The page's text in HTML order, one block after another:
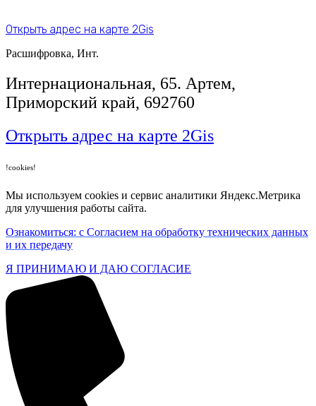
Открыть адрес на карте 2Gis
Расшифровка, Инт.
​Интернациональная, 65​. Артем,
Приморский край, 692760
Открыть адрес на карте 2Gis
!cookies!
Мы используем cookies и сервис аналитики Яндекс.Метрика
для улучшения работы сайта.
Ознакомиться: с Согласием на обработку технических данных
и их передачу
Я ПРИНИМАЮ И ДАЮ СОГЛАСИЕ